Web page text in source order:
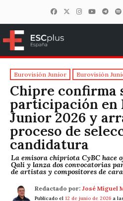
ESCplus España
Eurovisión Junior Eurovisión
Chipre confirma
participación en
Junior 2026 y
proceso de
candidatura
La emisora chipriota CyBC hace
Qali y lanza dos convocatorias
de artistas y compositores de
Redactado por: José Miguel
Publicado el 12 de junio de 2026 a